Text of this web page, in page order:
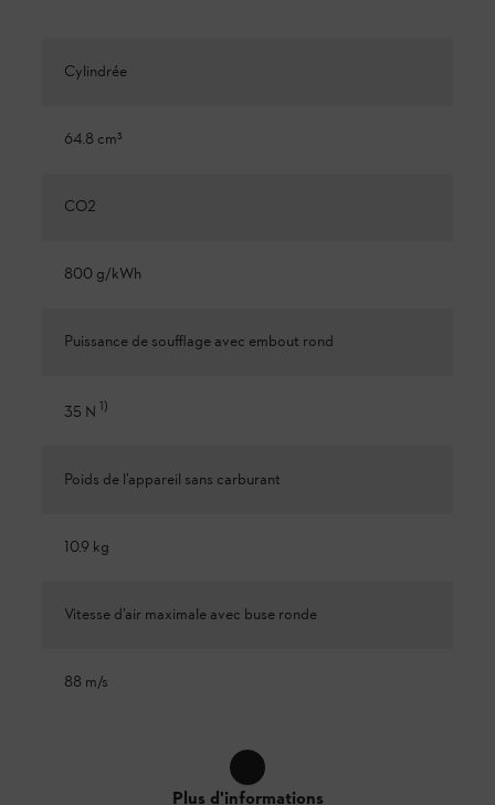
Cylindrée
64.8 cm³
CO2
800 g/kWh
Puissance de soufflage avec embout rond
35 N 1)
Poids de l’appareil sans carburant
10.9 kg
Vitesse d’air maximale avec buse ronde
88 m/s
Plus d'informations